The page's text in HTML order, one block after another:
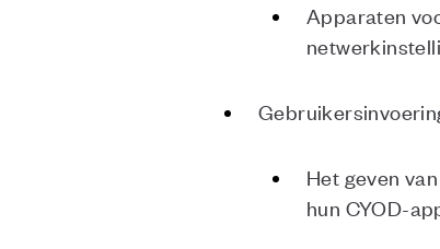
Apparaten
Het geven
hun CYOD-